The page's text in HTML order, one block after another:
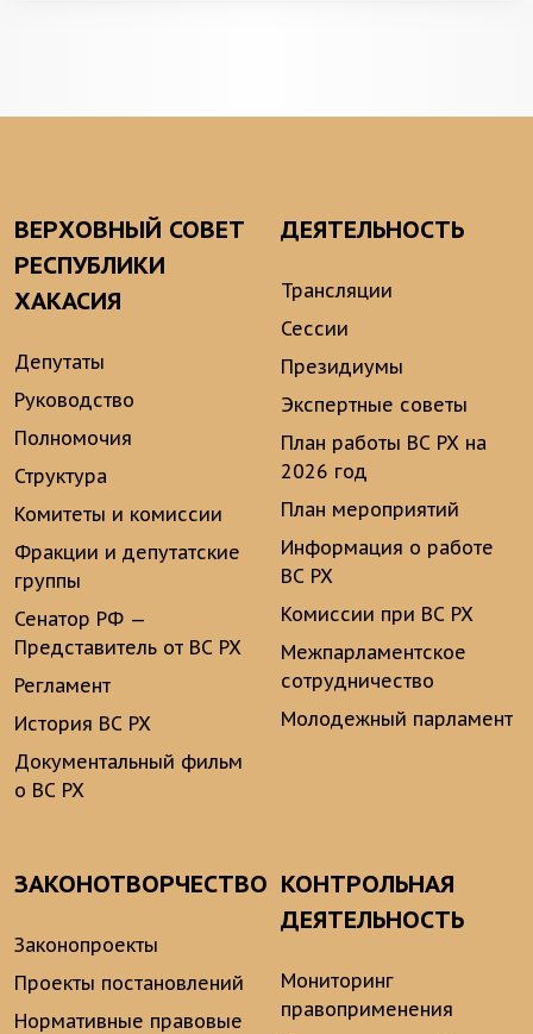
ВЕРХОВНЫЙ СОВЕТ
РЕСПУБЛИКИ
ХАКАСИЯ
Депутаты
Руководство
Полномочия
Структура
Комитеты и комиссии
Фракции и депутатские
группы
Сенатор РФ —
Представитель от ВС РХ
Регламент
История ВС РХ
Документальный фильм
о ВС РХ
ДЕЯТЕЛЬНОСТЬ
Трансляции
Сессии
Президиумы
Экспертные советы
План работы ВС РХ на
2026 год
План мероприятий
Информация о работе
ВС РХ
Комиссии при ВС РХ
Межпарламентское
сотрудничество
Молодежный парламент
ЗАКОНОТВОРЧЕСТВО
Законопроекты
Проекты постановлений
Нормативные правовые
КОНТРОЛЬНАЯ
ДЕЯТЕЛЬНОСТЬ
Мониторинг
правоприменения